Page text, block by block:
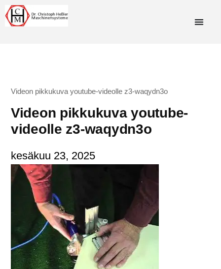
Videon pikkukuva youtube-videolle z3-waqydn3o
Videon pikkukuva youtube-
videolle z3-waqydn3o
kesäkuu 23, 2025